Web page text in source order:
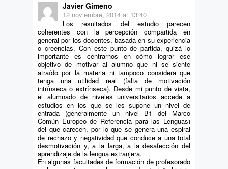
Javier Gimeno
12 noviembre, 2014 at 13:40
Los resultados del estudio parecen
coherentes con la percepción compartida en
general por los docentes, basada en su experiencia
o creencias. Con este punto de partida, quizá lo
importante es centrarnos en cómo lograr ese
objetivo de motivar al alumno que ni se siente
atraído por la materia ni tampoco considera que
tenga una utilidad real (falta de motivación
intrínseca o extrínseca). Desde mi punto de vista,
el alumnado de niveles universitarios accede a
estudios en los que se les supone un nivel de
entrada (generalmente un nivel B1 del Marco
Común Europeo de Referencia para las Lenguas)
del que carecen, por lo que se genera una espiral
de rechazo y negatividad que conduce a una total
desmotivación y, a la larga, a la desafección del
aprendizaje de la lengua extranjera.
En algunas facultades de formación de profesorado